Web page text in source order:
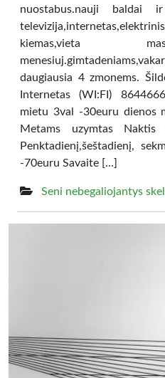
nuostabus.nauji
kiemas,vieta
daugiausia 4 zmonems.
Internetas (WI:FI)
mietu 3val -30euru dienos
Metams uzymtas
Penktadienį,šeštadienį,
-70euru Savaite […]
Seni nebegaliojantys